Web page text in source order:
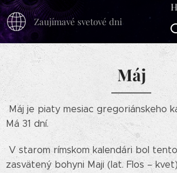
Zaujímavé svetové dni
Máj
Máj je piaty mesiac gregoriánskeho
Má 31 dní.
V starom rímskom kalendári bol
zasvätený bohyni Maji (lat. Flos –